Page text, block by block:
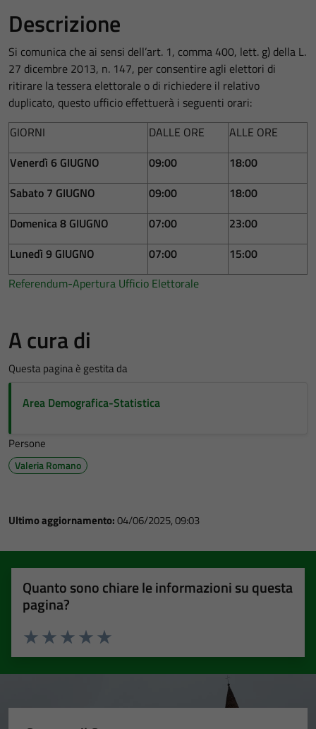
Descrizione
Si comunica che ai sensi dell’art. 1, comma 400, lett. g) della L.
27 dicembre 2013, n. 147, per consentire agli elettori di
ritirare la tessera elettorale o di richiedere il relativo
duplicato, questo ufficio effettuerà i seguenti orari:
GIORNI
DALLE ORE
ALLE ORE
Venerdì 6 GIUGNO
09:00
18:00
Sabato 7 GIUGNO
09:00
18:00
Domenica 8 GIUGNO
07:00
23:00
Lunedì 9 GIUGNO
07:00
15:00
Referendum-Apertura Ufficio Elettorale
A cura di
Questa pagina è gestita da
Area Demografica-Statistica
Persone
Valeria Romano
Ultimo aggiornamento:04/06/2025, 09:03
Quanto sono chiare le informazioni su questa
pagina?
Valuta 5 stelle su 5
Valuta 4 stelle su 5
Valuta 3 stelle su 5
Valuta 2 stelle su 5
Valuta 1 stelle su 5